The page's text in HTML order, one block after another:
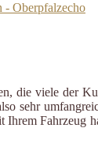
- Oberpfalzecho
die viele der
sehr